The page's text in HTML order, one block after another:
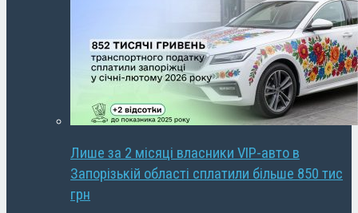
Лише за 2 місяці власники VIP-авто в
Запорізькій області сплатили більше 850 тис
грн